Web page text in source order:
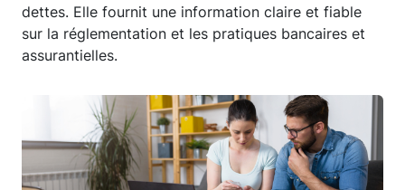
dettes. Elle fournit une information claire et fiable
sur la réglementation et les pratiques bancaires et
assurantielles.